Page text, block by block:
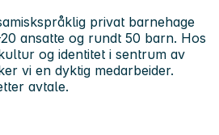
privat barnehage
ansatte og rundt 50 barn. Hos
og identitet i sentrum av
vi en dyktig medarbeider.
avtale.